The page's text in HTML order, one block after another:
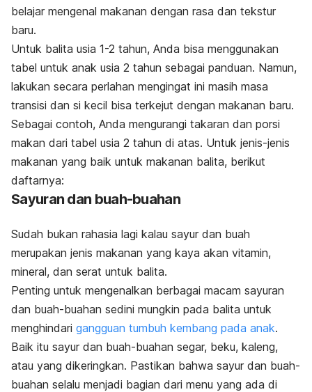
belajar mengenal makanan dengan rasa dan tekstur
baru.
Untuk balita usia 1-2 tahun, Anda bisa menggunakan
tabel untuk anak usia 2 tahun sebagai panduan. Namun,
lakukan secara perlahan mengingat ini masih masa
transisi dan si kecil bisa terkejut dengan makanan baru.
Sebagai contoh, Anda mengurangi takaran dan porsi
makan dari tabel usia 2 tahun di atas. Untuk jenis-jenis
makanan yang baik untuk makanan balita, berikut
daftarnya:
Sayuran dan buah-buahan
Sudah bukan rahasia lagi kalau sayur dan buah
merupakan jenis makanan yang kaya akan vitamin,
mineral, dan serat untuk balita.
Penting untuk mengenalkan berbagai macam sayuran
dan buah-buahan sedini mungkin pada balita untuk
menghindari gangguan tumbuh kembang pada anak.
Baik itu sayur dan buah-buahan segar, beku, kaleng,
atau yang dikeringkan. Pastikan bahwa sayur dan buah-
buahan selalu menjadi bagian dari menu yang ada di